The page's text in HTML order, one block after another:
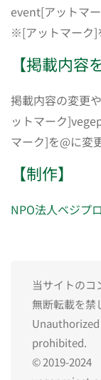
event[アットマ
※[アットマーク]
【掲載内容
掲載内容の変更
ットマーク
マーク]を@に変
【制作】
NPO法人ベジプ
当サイトのコ
無断転載を禁
prohibited.
© 2019-2024